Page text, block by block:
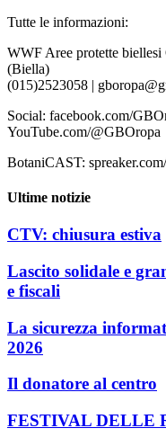
Tutte le informazioni:
WWF Aree protette
(Biella)
(015)2523058 |
Social: facebook.com/
YouTube.com/@GBOropa
BotaniCAST:
Ultime notizie
CTV: chiusura estiva
Lascito solidale e
e fiscali
La sicurezza
2026
Il donatore al centro
FESTIVAL DELLE